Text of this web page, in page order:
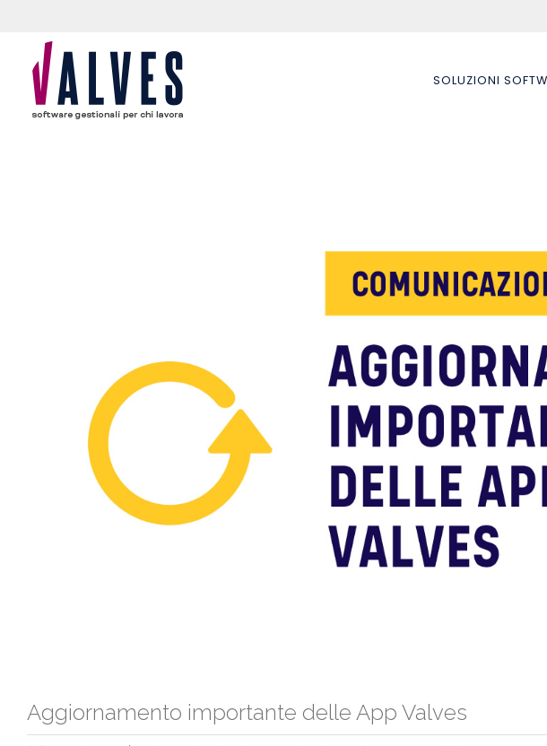
SOLUZIONI
Aggiornamento importante delle App Valves